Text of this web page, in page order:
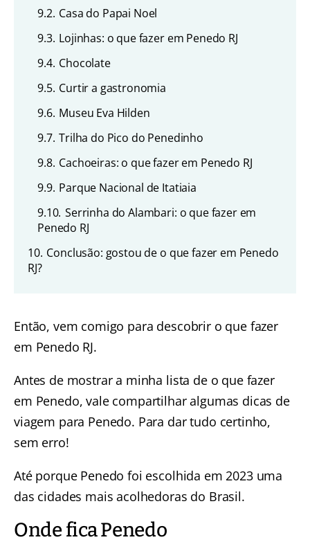
9.2. Casa do Papai Noel
9.3. Lojinhas: o que fazer em Penedo RJ
9.4. Chocolate
9.5. Curtir a gastronomia
9.6. Museu Eva Hilden
9.7. Trilha do Pico do Penedinho
9.8. Cachoeiras: o que fazer em Penedo RJ
9.9. Parque Nacional de Itatiaia
9.10. Serrinha do Alambari: o que fazer em
Penedo RJ
10. Conclusão: gostou de o que fazer em Penedo
RJ?
Então, vem comigo para descobrir o que fazer
em Penedo RJ.
Antes de mostrar a minha lista de o que fazer
em Penedo, vale compartilhar algumas dicas de
viagem para Penedo. Para dar tudo certinho,
sem erro!
Até porque Penedo foi escolhida em 2023 uma
das cidades mais acolhedoras do Brasil.
Onde fica Penedo